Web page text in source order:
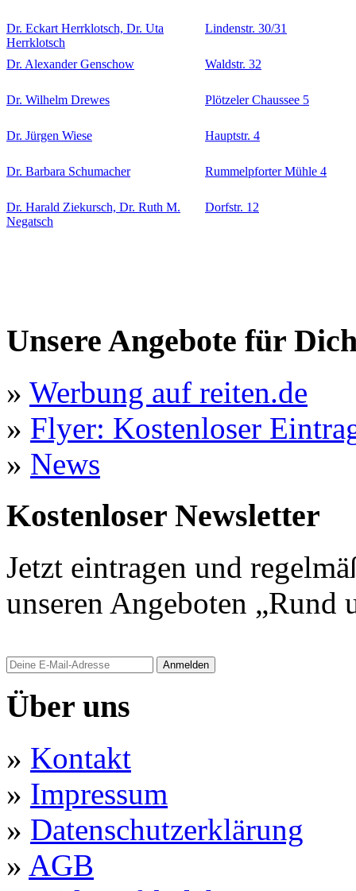
Dr. Eckart Herrklotsch, Dr. Uta
Herrklotsch
Lindenstr. 30/31
Dr. Alexander Genschow Waldstr. 32
Dr. Wilhelm Drewes Plötzeler Chaussee 5
Dr. Jürgen Wiese Hauptstr. 4
Dr. Barbara Schumacher Rummelpforter Mühle 4
Dr. Harald Ziekursch, Dr. Ruth M.
Negatsch
Dorfstr. 12
Unsere Angebote für
» Werbung auf reiten.de
» Flyer: Kostenloser
» News
Kostenloser Newsletter
Jetzt eintragen und
unseren Angeboten „Rund
Anmelden
Über uns
» Kontakt
» Impressum
» Datenschutzerklärung
» AGB